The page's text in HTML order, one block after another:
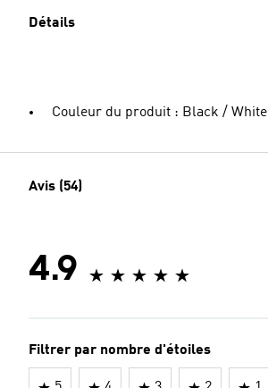
Détails
Couleur du produit : Black / White
Avis (54)
4.9
Filtrer par nombre d'étoiles